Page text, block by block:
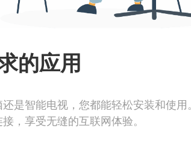
的应用
是智能电视，您都能轻松安装和使用。
，享受无缝的互联网体验。